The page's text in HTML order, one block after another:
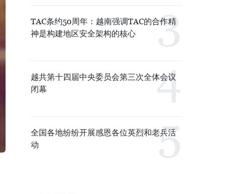
TAC条约50周年：越南强调TAC的合作精
神是构建地区安全架构的核心
越共第十四届中央委员会第三次全体会议
闭幕
全国各地纷纷开展感恩各位英烈和老兵活
动